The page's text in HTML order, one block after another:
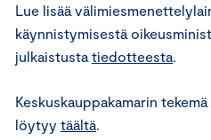
Lue lisää
käynnistymisestä
julkaistusta tiedotteesta
Keskuskauppakamarin
löytyy täältä